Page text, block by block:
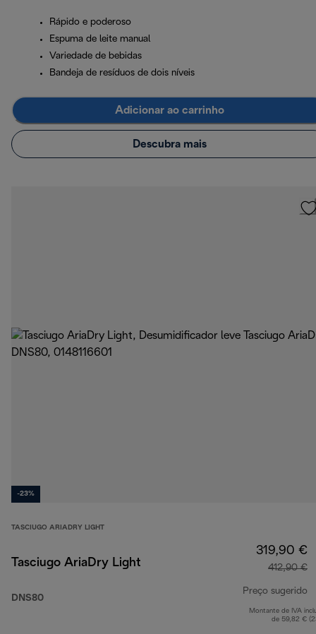
Rápido e poderoso
Espuma de leite manual
Variedade de bebidas
Bandeja de resíduos de dois níveis
Adicionar ao carrinho
Descubra mais
-23%
TASCIUGO ARIADRY LIGHT
Tasciugo AriaDry Light
DNS80
319,90 €
412,90 €
Preço sugerido
Montante de IVA
de 59,82 €